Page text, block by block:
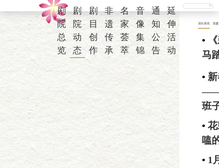
剧
院
总
览
剧
院
动
态
剧
目
创
作
非
遗
传
承
名
家
荟
萃
音
像
集
锦
通
知
公
告
延
伸
活
动
演出资讯 党建
•
马
•
——
班
•
嗑
• 1